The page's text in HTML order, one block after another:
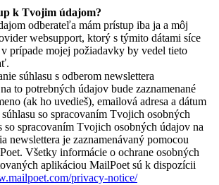
k Tvojim údajom?
odberateľa mám prístup iba ja a môj
websupport, ktorý s týmito dátami síce
v prípade mojej požiadavky by vedel tieto
súhlasu s odberom newslettera
to potrebných údajov bude zaznamenané
(ak ho uvedieš), emailová adresa a dátum
súhlasu so spracovaním Tvojich osobných
so spracovaním Tvojich osobných údajov na
newslettera je zaznamenávaný pomocou
Všetky informácie o ochrane osobných
aplikáciou MailPoet sú k dispozícii
privacy-notice/